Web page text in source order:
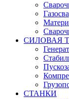
СИЛОВАЯ
СТАНКИ